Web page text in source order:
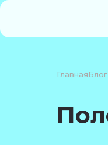
Главная